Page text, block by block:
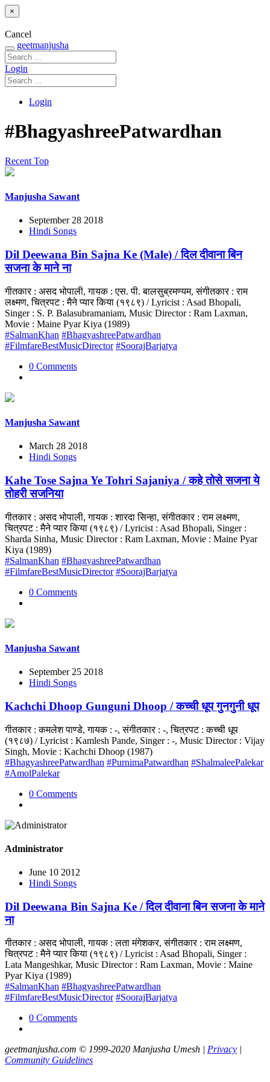
×
Cancel
geetmanjusha
Login
Login
#BhagyashreePatwardhan
Recent Top
Manjusha Sawant
September 28 2018
Hindi Songs
Dil Deewana Bin Sajna Ke (Male) / दिल दीवाना बिन
सजना के माने ना
गीतकार : असद भोपाली, गायक : एस. पी. बालसुब्रमण्यम, संगीतकार : राम
लक्ष्मण, चित्रपट : मैने प्यार किया (१९८९) / Lyricist : Asad Bhopali,
Singer : S. P. Balasubramaniam, Music Director : Ram Laxman,
Movie : Maine Pyar Kiya (1989)
#SalmanKhan #BhagyashreePatwardhan
#FilmfareBestMusicDirector #SoorajBarjatya
0 Comments
Manjusha Sawant
March 28 2018
Hindi Songs
Kahe Tose Sajna Ye Tohri Sajaniya / कहे तोसे सजना ये
तोहरी सजनिया
गीतकार : असद भोपाली, गायक : शारदा सिन्हा, संगीतकार : राम लक्ष्मण,
चित्रपट : मैने प्यार किया (१९८९) / Lyricist : Asad Bhopali, Singer :
Sharda Sinha, Music Director : Ram Laxman, Movie : Maine Pyar
Kiya (1989)
#SalmanKhan #BhagyashreePatwardhan
#FilmfareBestMusicDirector #SoorajBarjatya
0 Comments
Manjusha Sawant
September 25 2018
Hindi Songs
Kachchi Dhoop Gunguni Dhoop / कच्ची धूप गुनगुनी धूप
गीतकार : कमलेश पाण्डे, गायक : -, संगीतकार : -, चित्रपट : कच्ची धूप
(१९८७) / Lyricist : Kamlesh Pande, Singer : -, Music Director : Vijay
Singh, Movie : Kachchi Dhoop (1987)
#BhagyashreePatwardhan #PurnimaPatwardhan #ShalmaleePalekar
#AmolPalekar
0 Comments
Administrator
June 10 2012
Hindi Songs
Dil Deewana Bin Sajna Ke / दिल दीवाना बिन सजना के माने
ना
गीतकार : असद भोपाली, गायक : लता मंगेशकर, संगीतकार : राम लक्ष्मण,
चित्रपट : मैने प्यार किया (१९८९) / Lyricist : Asad Bhopali, Singer :
Lata Mangeshkar, Music Director : Ram Laxman, Movie : Maine
Pyar Kiya (1989)
#SalmanKhan #BhagyashreePatwardhan
#FilmfareBestMusicDirector #SoorajBarjatya
0 Comments
geetmanjusha.com © 1999-2020 Manjusha Umesh | Privacy
Community Guidelines